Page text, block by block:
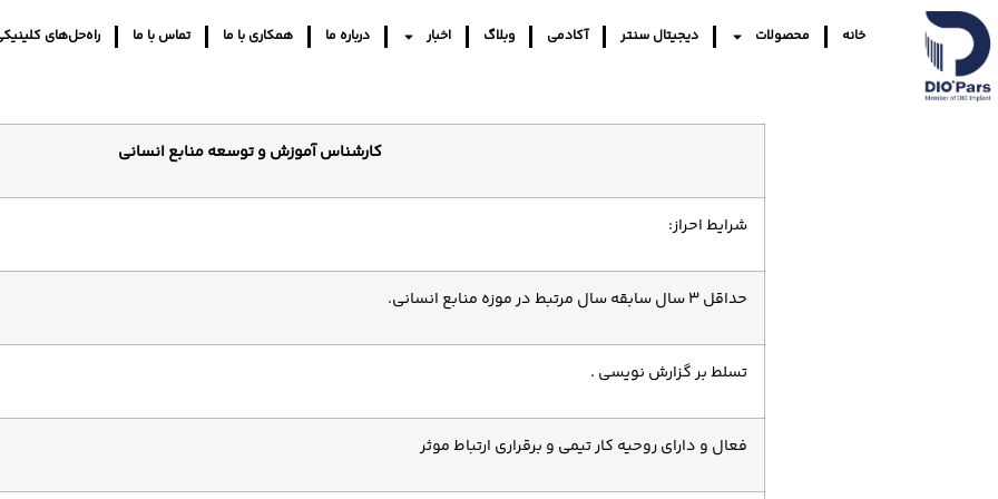
خانه محصولات دیجیتال سنتر آکادمی وبلاگ اخبار درباره ما همکاری با ما تماس با ما راه‌حل‌های
کارشناس آموزش و توسعه منابع انسانی
شرایط احراز:
حداقل 3 سال سابقه سال مرتبط در موزه منابع انسانی.
تسلط بر گزارش نویسی .
فعال و دارای روحیه کار تیمی و برقراری ارتباط موثر